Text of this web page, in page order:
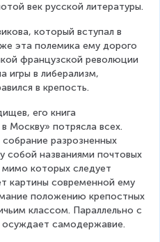
век русской литературы.
который вступал в
эта полемика ему дорого
французской революции
игры в либерализм,
в крепость.
его книга
Москву» потрясла всех.
разрозненных
собой названиями почтовых
которых следует
картины современной ему
положению крепостных
классом. Параллельно с
самодержавие.